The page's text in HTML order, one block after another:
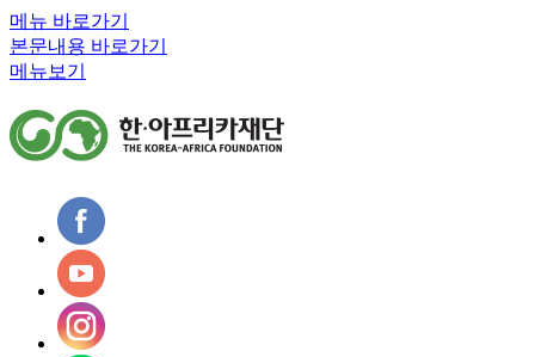
메뉴 바로가기
본문내용 바로가기
메뉴보기